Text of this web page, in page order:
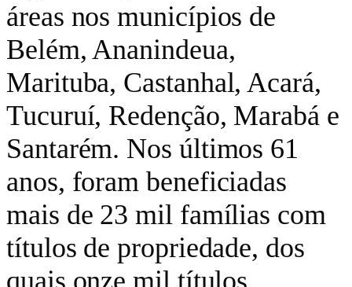
áreas nos municípios de
Belém, Ananindeua,
Marituba, Castanhal, Acará,
Tucuruí, Redenção, Marabá e
Santarém. Nos últimos 61
anos, foram beneficiadas
mais de 23 mil famílias com
títulos de propriedade, dos
quais onze mil títulos